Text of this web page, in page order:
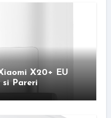
X20+ EU
si Pareri